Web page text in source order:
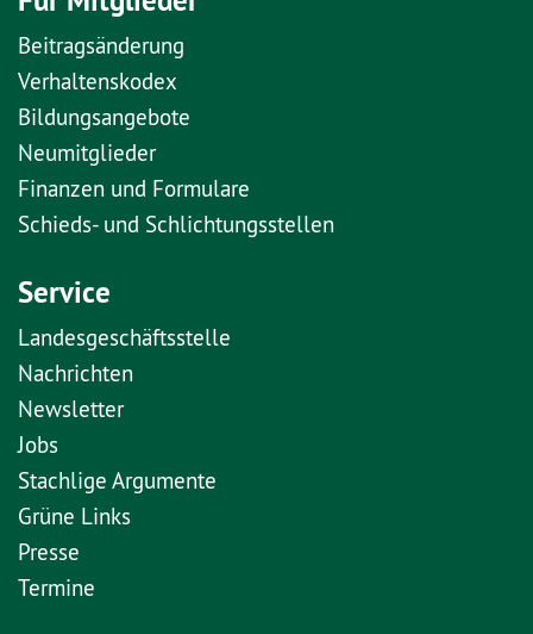
Beitragsänderung
Verhaltenskodex
Bildungsangebote
Neumitglieder
Finanzen und Formulare
Schieds- und Schlichtungsstellen
Service
Landesgeschäftsstelle
Nachrichten
Newsletter
Jobs
Stachlige Argumente
Grüne Links
Presse
Termine